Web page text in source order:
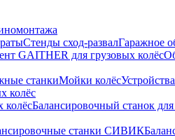
Стенды сход-развалГаражное
GAITHER для грузовых колёс
станкиМойки колёс
колёс
колёсБалансировочный станок
станки СИВИК